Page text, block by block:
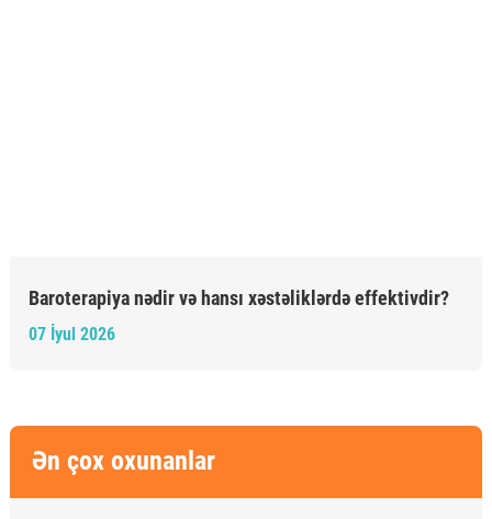
Baroterapiya nədir və hansı xəstəliklərdə effektivdir?
07 İyul 2026
Ən çox oxunanlar